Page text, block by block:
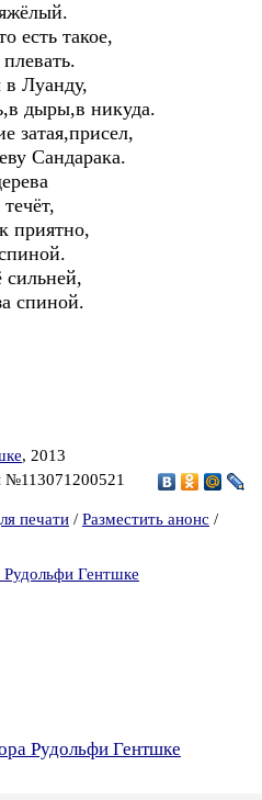
есть такое,
в Луанду,
дыры,в никуда.
затая,присел,
Сандарака.
приятно,
сильней,
спиной.
, 2013
№113071200521
печати / Разместить анонс /
Рудольфи Гентшке
Рудольфи Гентшке